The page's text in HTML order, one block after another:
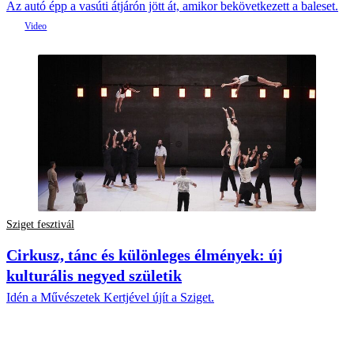
Az autó épp a vasúti átjárón jött át, amikor bekövetkezett a baleset.
Sziget fesztivál
Cirkusz, tánc és különleges élmények: új
kulturális negyed születik
Idén a Művészetek Kertjével újít a Sziget.